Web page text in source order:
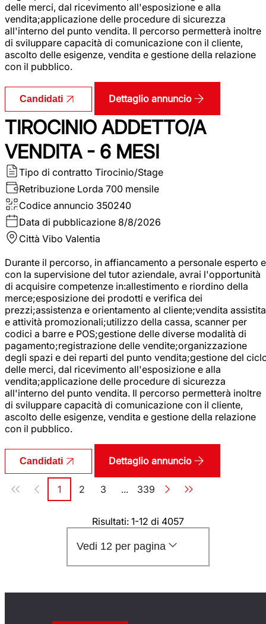
delle merci, dal ricevimento all'esposizione e alla
vendita;applicazione delle procedure di sicurezza
all'interno del punto vendita. Il percorso permetterà inoltre
di sviluppare capacità di comunicazione con il cliente,
ascolto delle esigenze, vendita e gestione della relazione
con il pubblico.
Candidati Dettaglio annuncio
TIROCINIO ADDETTO/A
VENDITA - 6 MESI
Tipo di contratto Tirocinio/Stage
Retribuzione Lorda 700 mensile
Codice annuncio 350240
Data di pubblicazione 8/8/2026
Città Vibo Valentia
Durante il percorso, in affiancamento a personale esperto e
con la supervisione del tutor aziendale, avrai l'opportunità
di acquisire competenze in:allestimento e riordino della
merce;esposizione dei prodotti e verifica dei
prezzi;assistenza e orientamento al cliente;vendita assistita
e attività promozionali;utilizzo della cassa, scanner per
codici a barre e POS;gestione delle diverse modalità di
pagamento;registrazione delle vendite;organizzazione
degli spazi e dei reparti del punto vendita;gestione del
delle merci, dal ricevimento all'esposizione e alla
vendita;applicazione delle procedure di sicurezza
all'interno del punto vendita. Il percorso permetterà inoltre
di sviluppare capacità di comunicazione con il cliente,
ascolto delle esigenze, vendita e gestione della relazione
con il pubblico.
Candidati Dettaglio annuncio
Paginazione
Pagina
1 Pagina
2 Pagina
3 ... Pagina
339
Risultati: 1-12 di 4057
Vedi 12 per pagina